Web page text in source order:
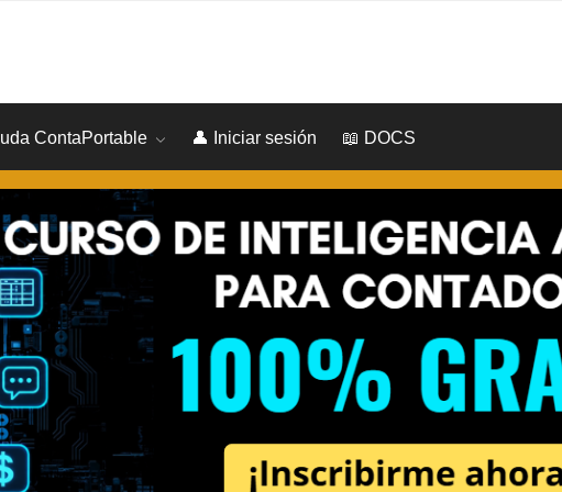
ContaPortable 👤 Iniciar sesión 📖 DOCS